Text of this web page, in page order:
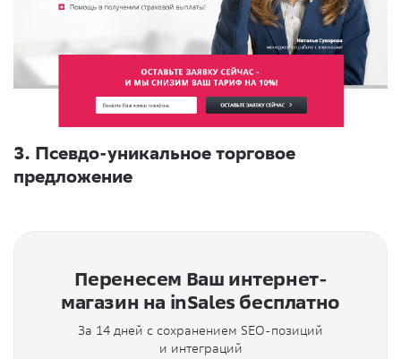
3. Псевдо-уникальное торговое
предложение
Перенесем Ваш интернет-
магазин на inSales бесплатно
За 14 дней с сохранением SEO-позиций
и интеграций